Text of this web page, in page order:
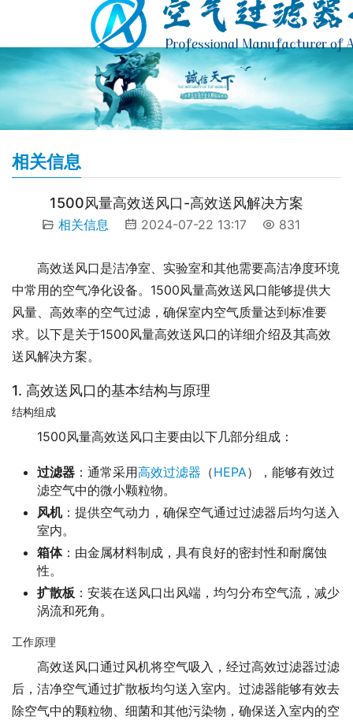
相关信息
1500风量高效送风口-高效送风解决方案
相关信息 2024-07-22 13:17 831
高效送风口是洁净室、实验室和其他需要高洁净度环境
中常用的空气净化设备。1500风量高效送风口能够提供大
风量、高效率的空气过滤，确保室内空气质量达到标准要
求。以下是关于1500风量高效送风口的详细介绍及其高效
送风解决方案。
1. 高效送风口的基本结构与原理
结构组成
1500风量高效送风口主要由以下几部分组成：
过滤器 ：通常采用高效过滤器 （HEPA），能够有效过
滤空气中的微小颗粒物。
风机：提供空气动力，确保空气通过过滤器后均匀送入
室内。
箱体：由金属材料制成，具有良好的密封性和耐腐蚀
性。
扩散板 ：安装在送风口出风端，均匀分布空气流，减少
涡流和死角。
工作原理
高效送风口通过风机将空气吸入，经过高效过滤器过滤
后，洁净空气通过扩散板均匀送入室内。过滤器能够有效去
除空气中的颗粒物、细菌和其他污染物，确保送入室内的空